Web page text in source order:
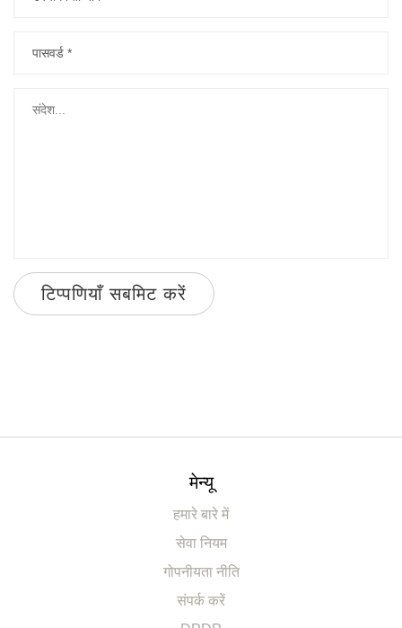
टिप्पणियाँ सबमिट करें
मेन्यू
हमारे बारे में
सेवा नियम
गोपनीयता नीति
संपर्क करें